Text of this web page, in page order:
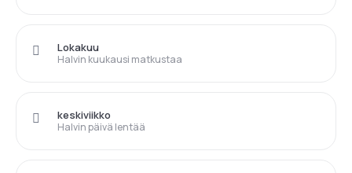
Halvin kuukausi matkustaa
Lokakuu
Halvin päivä lentää
keskiviikko